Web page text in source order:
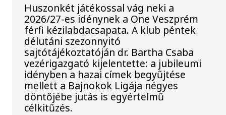
Huszonkét játékossal vág neki a
2026/27-es idénynek a One Veszprém
férfi kézilabdacsapata. A klub péntek
délutáni szezonnyitó
sajtótájékoztatóján dr. Bartha Csaba
vezérigazgató kijelentette: a jubileumi
idényben a hazai címek begyűjtése
mellett a Bajnokok Ligája négyes
döntőjébe jutás is egyértelmű
célkitűzés.